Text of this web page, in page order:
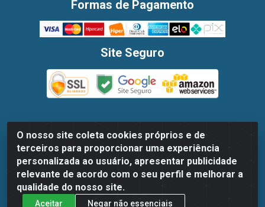
O nosso site coleta cookies próprios e de
terceiros para proporcionar uma experiência
personalizada ao usuário, apresentar publicidade
relevante de acordo com o seu perfil e melhorar a
qualidade do nosso site.
Aceitar Negar não essenciais
Formas de Pagamento
Site Seguro
Dispan Distribuidora de Alimentos LTDA - Avenida Marechal
Mascarenhas De Moraes, 1048- Imbiribeira, Recife/PE - CEP
51.170-000 - CNPJ 30.779.584/0003-78